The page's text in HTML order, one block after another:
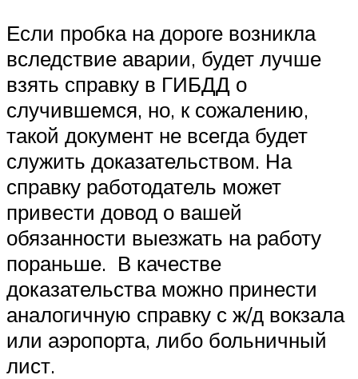
Если пробка на дороге возникла
вследствие аварии, будет лучше
взять справку в ГИБДД о
случившемся, но, к сожалению,
такой документ не всегда будет
служить доказательством. На
справку работодатель может
привести довод о вашей
обязанности выезжать на работу
пораньше. В качестве
доказательства можно принести
аналогичную справку с ж/д вокзала
или аэропорта, либо больничный
лист.